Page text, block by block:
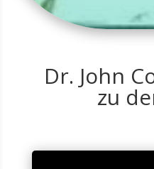
Dr. John
zu